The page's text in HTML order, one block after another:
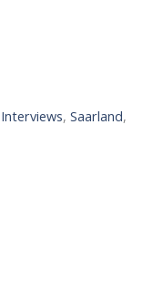
Interviews,Saarland,